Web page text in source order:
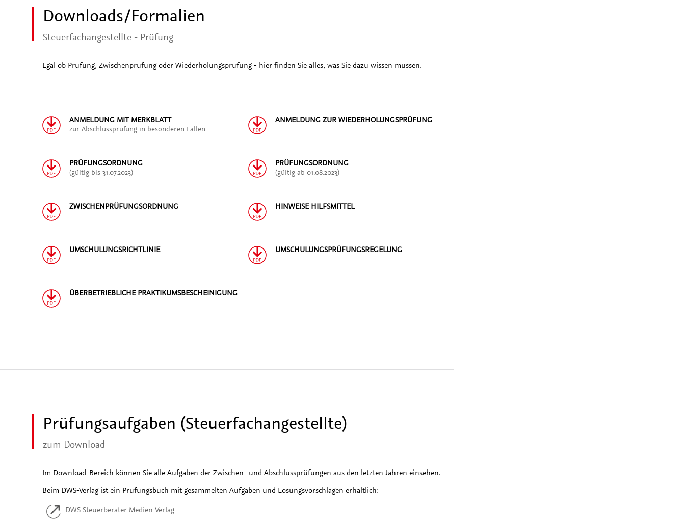
Downloads/Formalien
Steuerfachangestellte - Prüfung
Egal ob Prüfung, Zwischenprüfung oder Wiederholungsprüfung - hier finden Sie alles, was Sie dazu wissen müssen.
ANMELDUNG MIT MERKBLATT
zur Abschlussprüfung in besonderen Fällen
ANMELDUNG ZUR WIEDERHOLUNGSPRÜFUNG
PRÜFUNGSORDNUNG
(gültig bis 31.07.2023)
PRÜFUNGSORDNUNG
(gültig ab 01.08.2023)
ZWISCHENPRÜFUNGSORDNUNG HINWEISE HILFSMITTEL
UMSCHULUNGSRICHTLINIE UMSCHULUNGSPRÜFUNGSREGELUNG
ÜBERBETRIEBLICHE PRAKTIKUMSBESCHEINIGUNG
Prüfungsaufgaben (Steuerfachangestellte)
zum Download
Im Download-Bereich können Sie alle Aufgaben der Zwischen- und Abschlussprüfungen aus den letzten Jahren einsehen.
Beim DWS-Verlag ist ein Prüfungsbuch mit gesammelten Aufgaben und Lösungsvorschlägen erhältlich:
DWS Steuerberater Medien Verlag